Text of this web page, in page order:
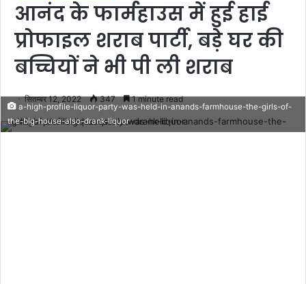
आनंद के फार्महाउस में हुई हाई
प्रोफाइल शराब पार्टी, बड़े घर की
बच्चियों ने भी पी ली शराब
सितम्बर 12, 2022 347 1 minute read
a-high-profile-liquor-party-was-held-in-anands-farmhouse-the-girls-of-
the-big-house-also-drank-liquor